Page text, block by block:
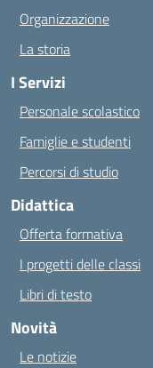
Organizzazione
La storia
I Servizi
Personale scolastico
Famiglie e studenti
Percorsi di studio
Didattica
Offerta formativa
I progetti delle classi
Libri di testo
Novità
Le notizie